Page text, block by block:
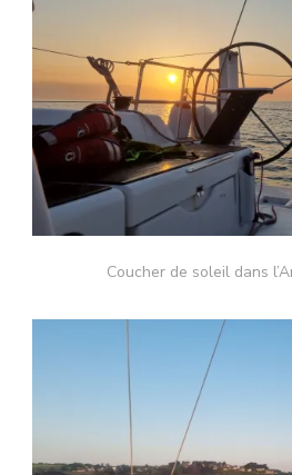
Coucher de soleil dans